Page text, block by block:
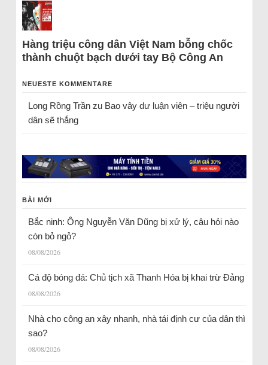
Hàng triệu công dân Việt Nam bỗng chốc
thành chuột bạch dưới tay Bộ Công An
NEUESTE KOMMENTARE
Long Rồng Trầnzu Bao vây dư luận viên – triệu người
dân sẽ thắng
BÀI MỚI
Bắc ninh: Ông Nguyễn Văn Dũng bị xử lý, câu hỏi nào
còn bỏ ngỏ?
08/08/2026
Cá độ bóng đá: Chủ tịch xã Thanh Hóa bị khai trừ Đảng
08/08/2026
Nhà cho công an xây nhanh, nhà tái định cư của dân thì
sao?
08/08/2026